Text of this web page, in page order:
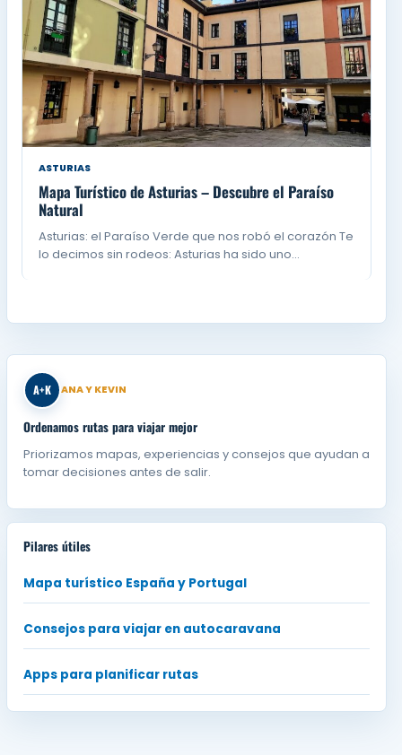
ASTURIAS
Mapa Turístico de Asturias – Descubre el Paraíso
Natural
Asturias: el Paraíso Verde que nos robó el corazón Te
lo decimos sin rodeos: Asturias ha sido uno…
A+K ANA Y KEVIN
Ordenamos rutas para viajar mejor
Priorizamos mapas, experiencias y consejos que ayudan a
tomar decisiones antes de salir.
Pilares útiles
Mapa turístico España y Portugal
Consejos para viajar en autocaravana
Apps para planificar rutas